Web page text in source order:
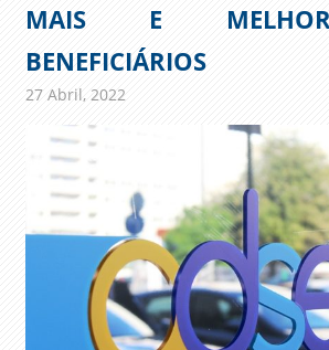
MAIS E
BENEFICIÁRIOS
27 Abril, 2022